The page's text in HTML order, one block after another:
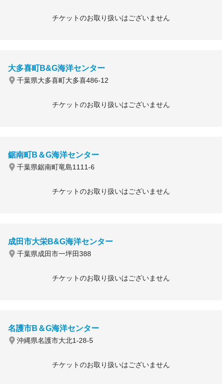
チケットのお取り扱いはございません
大多喜町B&G海洋センター
千葉県大多喜町大多喜486-12
チケットのお取り扱いはございません
鋸南町B＆G海洋センター
千葉県鋸南町竜島1111-6
チケットのお取り扱いはございません
成田市大栄B&G海洋センター
千葉県成田市一坪田388
チケットのお取り扱いはございません
名護市B＆G海洋センター
沖縄県名護市大北1-28-5
チケットのお取り扱いはございません